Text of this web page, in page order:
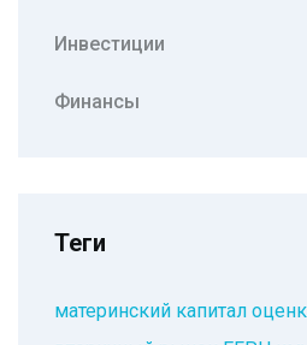
Инвестиции
Финансы
Теги
материнский капитал